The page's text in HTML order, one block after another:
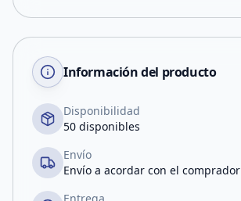
Información del producto
Disponibilidad
50 disponibles
Envío
Envío a acordar con el comprador